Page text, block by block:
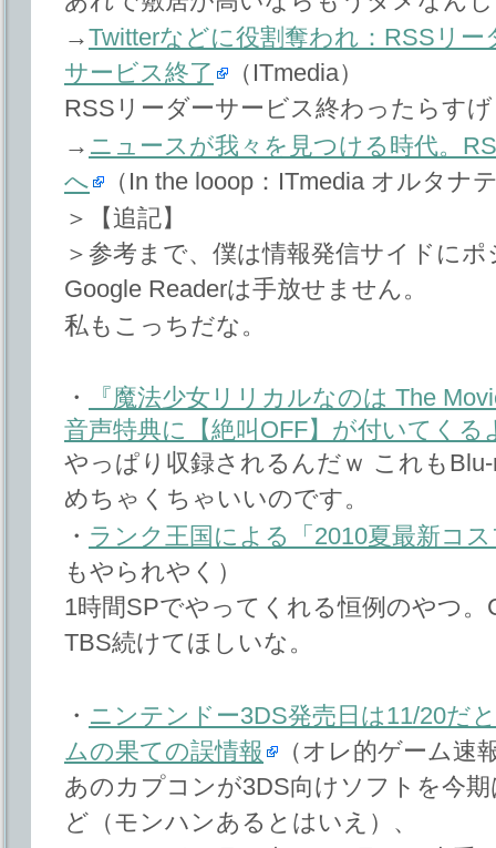
→Twitterなどに役割奪われ：RSSリ
サービス終了
（ITmedia）
RSSリーダーサービス終わったらす
→ ニュースが我々を見つける時代。
へ
（In the looop：ITmedia オルタナ
＞【追記】
＞参考まで、僕は情報発信サイドに
Google Readerは手放せません。
私もこっちだな。
・
『魔法少女リリカルなのは The
音声特典に【絶叫OFF】が付いてくる
やっぱり収録されるんだｗ これも
めちゃくちゃいいのです。
・ ランク王国による「2010夏最新コ
もやられやく）
1時間SPでやってくれる恒例のやつ
TBS続けてほしいな。
・ ニンテンドー3DS発売日は11/20だ
ムの果ての誤情報
（オレ的ゲーム速
あのカプコンが3DS向けソフトを今
ど（モンハンあるとはいえ）、